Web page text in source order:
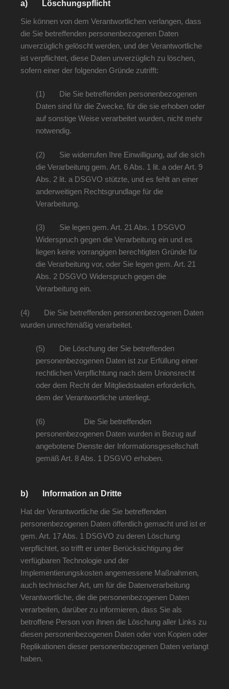
a) Löschungspflicht
Sie können von dem Verantwortlichen verlangen, dass
die Sie betreffenden personenbezogenen Daten
unverzüglich gelöscht werden, und der Verantwortliche
ist verpflichtet, diese Daten unverzüglich zu löschen,
sofern einer der folgenden Gründe zutrifft:
(1) Die Sie betreffenden personenbezogenen
Daten sind für die Zwecke, für die sie erhoben oder
auf sonstige Weise verarbeitet wurden, nicht mehr
notwendig.
(2) Sie widerrufen Ihre Einwilligung, auf die sich
die Verarbeitung gem. Art. 6 Abs. 1 lit. a oder Art. 9
Abs. 2 lit. a DSGVO stützte, und es fehlt an einer
anderweitigen Rechtsgrundlage für die
Verarbeitung.
(3) Sie legen gem. Art. 21 Abs. 1 DSGVO
Widerspruch gegen die Verarbeitung ein und es
liegen keine vorrangigen berechtigten Gründe für
die Verarbeitung vor, oder Sie legen gem. Art. 21
Abs. 2 DSGVO Widerspruch gegen die
Verarbeitung ein.
(4) Die Sie betreffenden personenbezogenen Daten
wurden unrechtmäßig verarbeitet.
(5) Die Löschung der Sie betreffenden
personenbezogenen Daten ist zur Erfüllung einer
rechtlichen Verpflichtung nach dem Unionsrecht
oder dem Recht der Mitgliedstaaten erforderlich,
dem der Verantwortliche unterliegt.
(6) Die Sie betreffenden
personenbezogenen Daten wurden in Bezug auf
angebotene Dienste der Informationsgesellschaft
gemäß Art. 8 Abs. 1 DSGVO erhoben.
b) Information an Dritte
Hat der Verantwortliche die Sie betreffenden
personenbezogenen Daten öffentlich gemacht und ist er
gem. Art. 17 Abs. 1 DSGVO zu deren Löschung
verpflichtet, so trifft er unter Berücksichtigung der
verfügbaren Technologie und der
Implementierungskosten angemessene Maßnahmen,
auch technischer Art, um für die Datenverarbeitung
Verantwortliche, die die personenbezogenen Daten
verarbeiten, darüber zu informieren, dass Sie als
betroffene Person von ihnen die Löschung aller Links zu
diesen personenbezogenen Daten oder von Kopien oder
Replikationen dieser personenbezogenen Daten verlangt
haben.